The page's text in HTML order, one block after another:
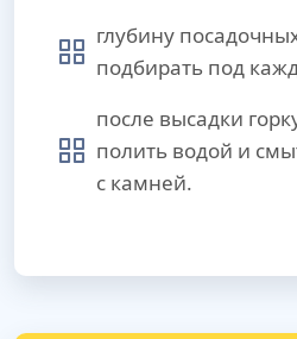
глубину
подбирать под
после высадки
полить водой и
с камней.